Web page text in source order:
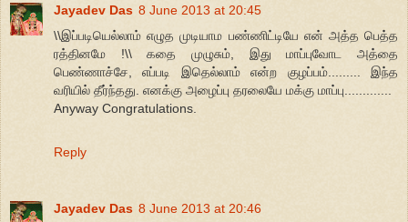
Jayadev Das 8 June 2013 at 20:45
\\இப்படியெல்லாம் எழுத முடியாம பண்ணிட்டியே என் அத்த பெத்த
ரத்தினமே !\\ கதை முழுசும், இது மாப்புவோட அத்தை
பெண்ணாச்சே, எப்படி இதெல்லாம் என்ற குழப்பம்......... இந்த
வரியில் தீர்ந்தது. எனக்கு அழைப்பு தரலையே மக்கு மாப்பு.............
Anyway Congratulations.
Reply
Jayadev Das 8 June 2013 at 20:46